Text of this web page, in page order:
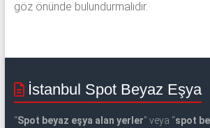
göz önünde bulundurmalıdır.
İstanbul Spot Beyaz Eşya
“Spot beyaz eşya alan yerler” veya “spot